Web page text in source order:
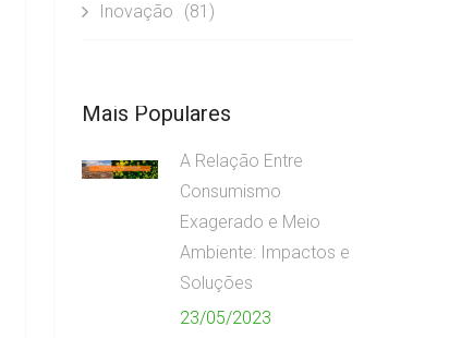
Inovação (81)
Mais Populares
A Relação Entre
Consumismo
Exagerado e Meio
Ambiente: Impactos e
Soluções
23/05/2023